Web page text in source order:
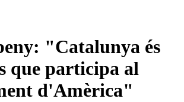
"Catalunya és
que participa al
d'Amèrica"